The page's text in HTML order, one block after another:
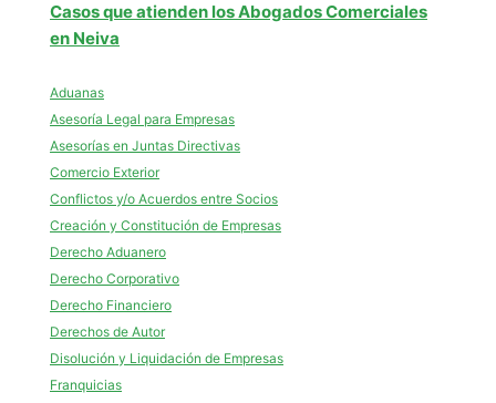
Casos que atienden los Abogados Comerciales
en Neiva
Aduanas
Asesoría Legal para Empresas
Asesorías en Juntas Directivas
Comercio Exterior
Conflictos y/o Acuerdos entre Socios
Creación y Constitución de Empresas
Derecho Aduanero
Derecho Corporativo
Derecho Financiero
Derechos de Autor
Disolución y Liquidación de Empresas
Franquicias